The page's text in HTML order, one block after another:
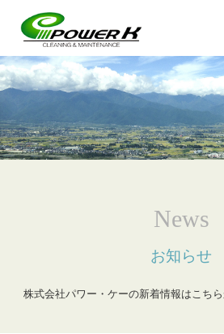
News
お知らせ
株式会社パワー・ケーの新着情報はこちら